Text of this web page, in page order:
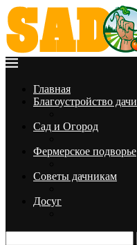
Главная
Благоустройство дачи
Сад и Огород
Фермерское подворье
Советы дачникам
Досуг